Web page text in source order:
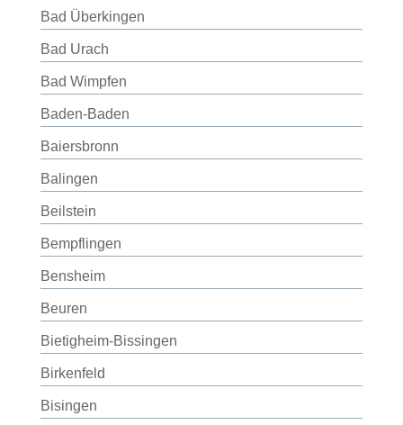
Bad Überkingen
Bad Urach
Bad Wimpfen
Baden-Baden
Baiersbronn
Balingen
Beilstein
Bempflingen
Bensheim
Beuren
Bietigheim-Bissingen
Birkenfeld
Bisingen